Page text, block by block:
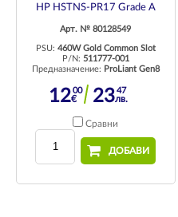
HP HSTNS-PR17 Grade A
Арт. № 80128549
PSU: 460W Gold Common Slot
P/N: 511777-001
Предназначение: ProLiant Gen8
1200
€ 2347
лв.
Сравни
ДОБАВИ